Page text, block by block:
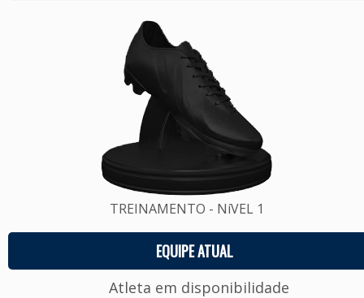
TREINAMENTO - NíVEL 1
EQUIPE ATUAL
Atleta em disponibilidade